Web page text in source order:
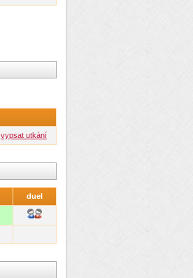
vypsat utkání
duel